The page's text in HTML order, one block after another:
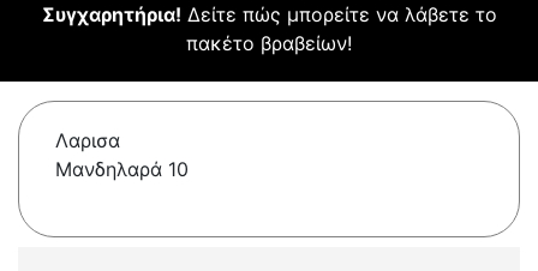
Συγχαρητήρια! Δείτε πώς μπορείτε να λάβετε το
πακέτο βραβείων!
Λαρισα
Μανδηλαρά 10